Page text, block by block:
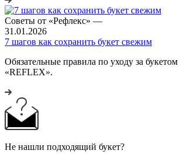
Советы от «Рефлекс» —
31.01.2026
7 шагов как сохранить букет свежим
Обязательные правила по уходу за
«REFLEX».
Не нашли подходящий букет?